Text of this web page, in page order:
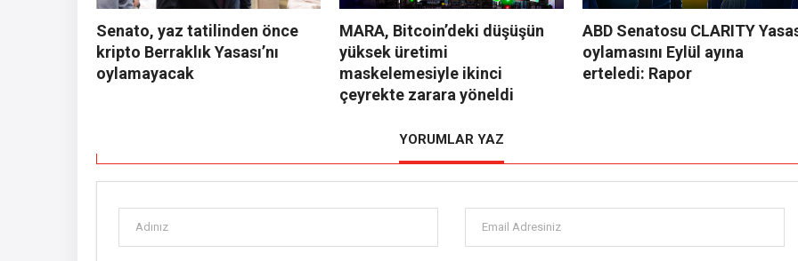
Senato, yaz tatilinden önce
kripto Berraklık Yasası’nı
oylamayacak
MARA, Bitcoin’deki düşüşün
yüksek üretimi
maskelemesiyle ikinci
çeyrekte zarara yöneldi
ABD Senatosu CLARITY
oylamasını Eylül ayına
erteledi: Rapor
YORUMLAR YAZ